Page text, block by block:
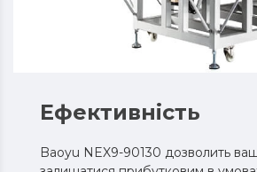
Ефективність
Baoyu NEX9-90130 дозволить